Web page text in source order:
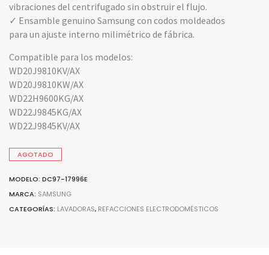
vibraciones del centrifugado sin obstruir el flujo.
✓ Ensamble genuino Samsung con codos moldeados
para un ajuste interno milimétrico de fábrica.
Compatible para los modelos:
WD20J9810KV/AX
WD20J9810KW/AX
WD22H9600KG/AX
WD22J9845KG/AX
WD22J9845KV/AX
AGOTADO
MODELO: DC97-17996E
MARCA: SAMSUNG
CATEGORÍAS: LAVADORAS, REFACCIONES ELECTRODOMÉSTICOS